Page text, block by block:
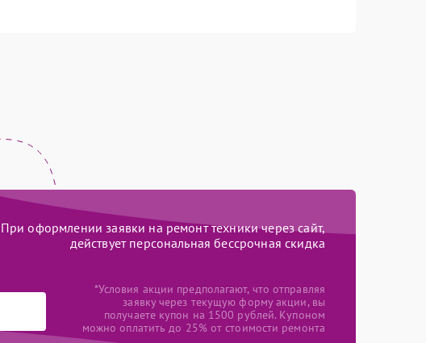
При оформлении заявки на ремонт техники через сайт,
действует персональная бессрочная скидка
*Условия акции предполагают, что отправляя
заявку через текущую форму акции, вы
получаете купон на 1500 рублей. Купоном
можно оплатить до 25% от стоимости ремонта